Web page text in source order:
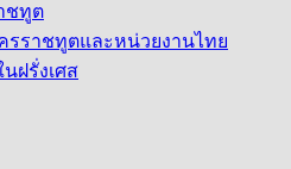
ชทูต
รราชทูตและหน่วยงานไทย
ฝรั่งเศส